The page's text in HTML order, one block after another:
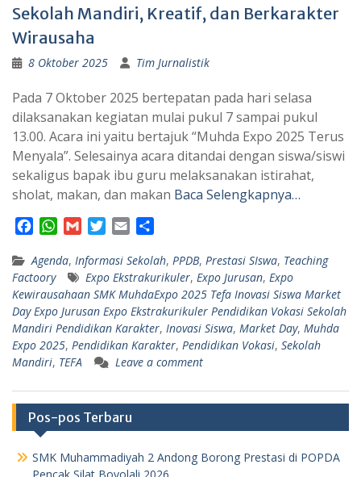
Sekolah Mandiri, Kreatif, dan Berkarakter
Wirausaha
8 Oktober 2025 Tim Jurnalistik
Pada 7 Oktober 2025 bertepatan pada hari selasa
dilaksanakan kegiatan mulai pukul 7 sampai pukul
13.00. Acara ini yaitu bertajuk “Muhda Expo 2025 Terus
Menyala”. Selesainya acara ditandai dengan siswa/siswi
sekaligus bapak ibu guru melaksanakan istirahat,
sholat, makan, dan makan Baca Selengkapnya…
c
e
b
o
o
k
W
a
s
A
p
p
a
l
i
t
t
e
r
a
i
l
a
r
e
Agenda, Informasi Sekolah, PPDB, Prestasi SIswa, Teaching
Factoory
Expo Ekstrakurikuler, Expo Jurusan, Expo
Kewirausahaan SMK MuhdaExpo 2025 Tefa Inovasi Siswa Market
Day Expo Jurusan Expo Ekstrakurikuler Pendidikan Vokasi Sekolah
Mandiri Pendidikan Karakter, Inovasi Siswa, Market Day, Muhda
Expo 2025, Pendidikan Karakter, Pendidikan Vokasi, Sekolah
Mandiri, TEFA Leave a comment
Pos-pos Terbaru
SMK Muhammadiyah 2 Andong Borong Prestasi di POPDA